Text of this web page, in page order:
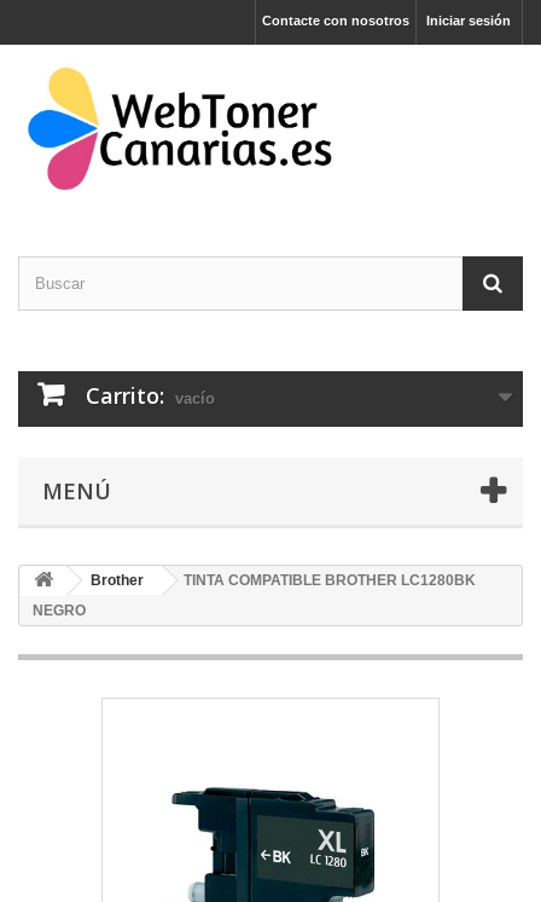
Iniciar sesión
Contacte con nosotros
Carrito: vacío
MENÚ
Brother
TINTA COMPATIBLE BROTHER LC1280BK
NEGRO